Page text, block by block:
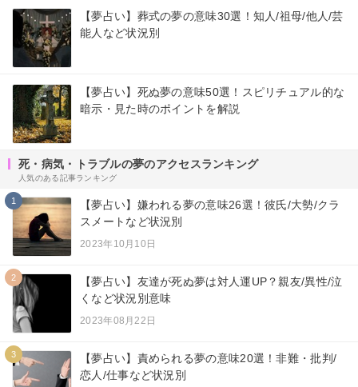
【夢占い】葬式の夢の意味30選！知人/祖母/他人/芸
能人など状況別
【夢占い】死ぬ夢の意味50選！スピリチュアル的な
暗示・見た時のポイントを解説
死・病気・トラブルの夢のアクセスランキング
人気のある記事ランキング
1
【夢占い】嫌われる夢の意味26選！彼氏/大勢/クラ
スメートなど状況別
2023年10月10日
2
【夢占い】友達が死ぬ夢は対人運UP？親友/異性/泣
くなど状況別意味
2023年08月22日
3
【夢占い】責められる夢の意味20選！非難・批判/
恋人/仕事など状況別